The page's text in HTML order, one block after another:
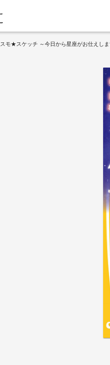
モ★スケッチ ～今日から星座がお仕えしま